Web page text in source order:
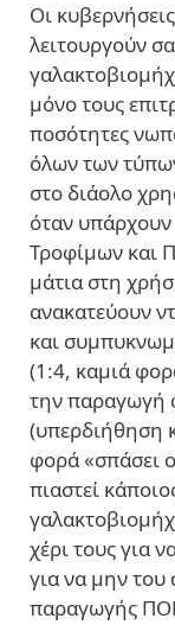
Οι
λειτουργούν
μόνο τους
ποσότητες
όλων των
στο διάολο
όταν
Τροφίμων και
μάτια στη
ανακατεύουν
και
(1:4, καμιά
την παραγωγή
(υπερδιήθηση
φορά «σπάσει
πιαστεί
χέρι τους για
για να μην του
παραγωγής